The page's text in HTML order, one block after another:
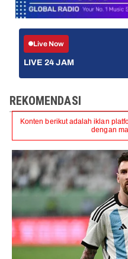
Live Now
LIVE 24 JAM